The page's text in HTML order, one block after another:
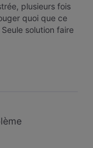
plusieurs fois
quoi que ce
solution faire
! Après... Que